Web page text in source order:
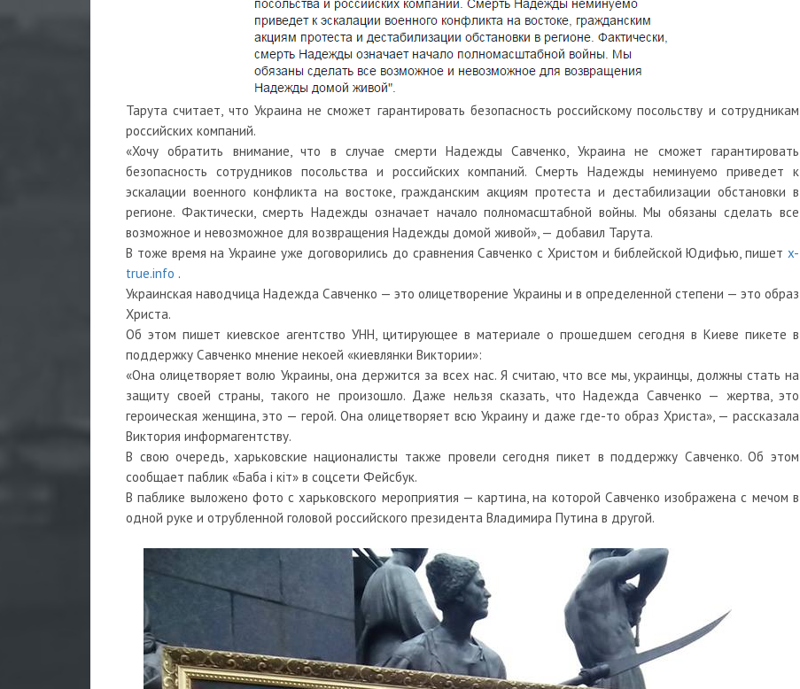
Тарута считает, что Украина не сможет гарантировать безопасность российскому посольству и сотрудникам
российских компаний.
«Хочу обратить внимание, что в случае смерти Надежды Савченко, Украина не сможет гарантировать
безопасность сотрудников посольства и российских компаний. Смерть Надежды неминуемо приведет к
эскалации военного конфликта на востоке, гражданским акциям протеста и дестабилизации обстановки в
регионе. Фактически, смерть Надежды означает начало полномасштабной войны. Мы обязаны сделать все
возможное и невозможное для возвращения Надежды домой живой», — добавил Тарута.
В тоже время на Украине уже договорились до сравнения Савченко с Христом и библейской Юдифью, пишет x-
true.info .
Украинская наводчица Надежда Савченко — это олицетворение Украины и в определенной степени — это образ
Христа.
Об этом пишет киевское агентство УНН, цитирующее в материале о прошедшем сегодня в Киеве пикете в
поддержку Савченко мнение некоей «киевлянки Виктории»:
«Она олицетворяет волю Украины, она держится за всех нас. Я считаю, что все мы, украинцы, должны стать на
защиту своей страны, такого не произошло. Даже нельзя сказать, что Надежда Савченко — жертва, это
героическая женщина, это — герой. Она олицетворяет всю Украину и даже где-то образ Христа», — рассказала
Виктория информагентству.
В свою очередь, харьковские националисты также провели сегодня пикет в поддержку Савченко. Об этом
сообщает паблик «Баба і кіт» в соцсети Фейсбук.
В паблике выложено фото с харьковского мероприятия — картина, на которой Савченко изображена с мечом в
одной руке и отрубленной головой российского президента Владимира Путина в другой.